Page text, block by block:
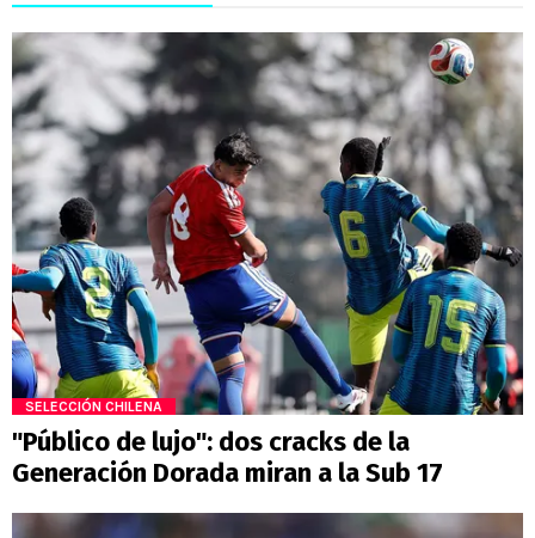
SELECCIÓN CHILENA
"Público de lujo": dos cracks de la
Generación Dorada miran a la Sub 17